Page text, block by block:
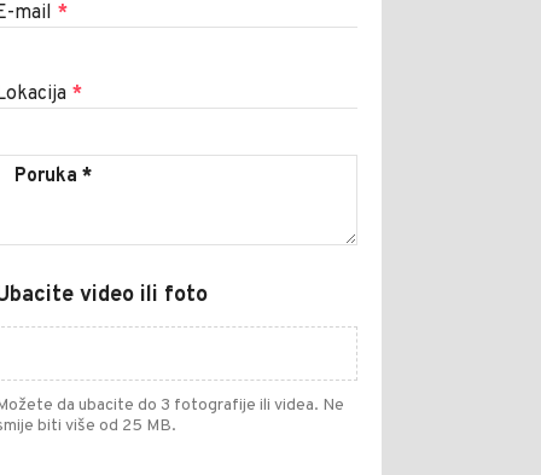
mail *
*
video ili foto
da ubacite do 3 fotografije ili videa. Ne
biti više od 25 MB.